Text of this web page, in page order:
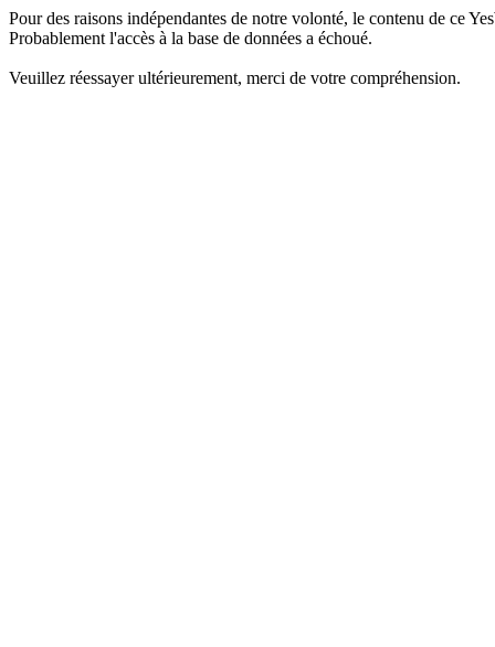
Pour des raisons indépendantes de notre volonté, le contenu de ce
Probablement l'accès à la base de données a échoué.
Veuillez réessayer ultérieurement, merci de votre compréhension.